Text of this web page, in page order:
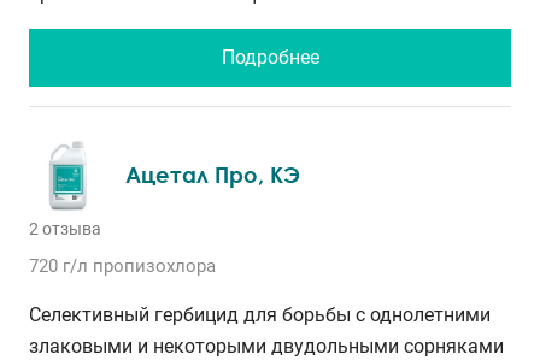
Подробнее
Ацетал Про, КЭ
2 отзыва
720 г/л пропизохлора
Селективный гербицид для борьбы с однолетними
злаковыми и некоторыми двудольными сорняками